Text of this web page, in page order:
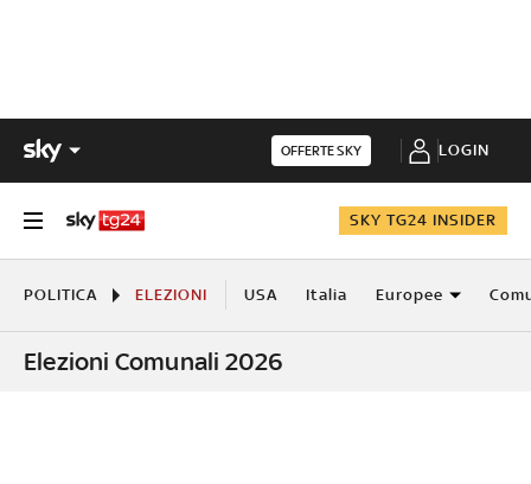
OFFERTE SKY LOGIN
SKY TG24 INSIDER
POLITICA ELEZIONI USA Italia Europee
Elezioni Comunali 2026